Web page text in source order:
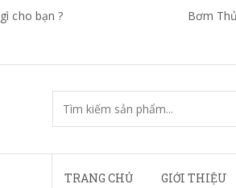
cho bạn ? Bơm
TRANG CHỦ GIỚI THIỆU